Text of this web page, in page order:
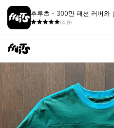
후루츠 - 300만 패션 러버와
(4.9)